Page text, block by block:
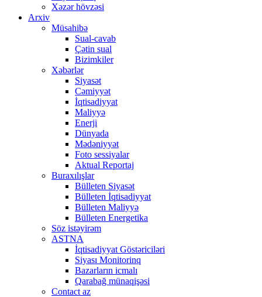
Xəzər hövzəsi
Arxiv
Müsahibə
Sual-cavab
Çətin sual
Bizimkiler
Xəbərlər
Siyasət
Cəmiyyət
İqtisadiyyat
Maliyyə
Enerji
Dünyada
Mədəniyyət
Foto sessiyalar
Aktual Reportaj
Buraxılışlar
Bülleten Siyasət
Bülleten İqtisadiyyat
Bülleten Maliyyə
Bülleten Energetika
Söz istəyirəm
ASTNA
İqtisadiyyat Göstəriciləri
Siyası Monitorinq
Bazarların icmalı
Qarabağ münaqişəsi
Contact az